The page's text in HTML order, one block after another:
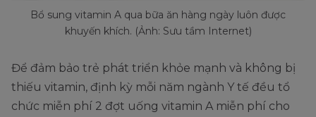
Bổ sung vitamin A qua bữa ăn hàng ngày luôn được
khuyến khích. (Ảnh: Sưu tầm Internet)
Để đảm bảo trẻ phát triển khỏe mạnh và không bị
thiếu vitamin, định kỳ mỗi năm ngành Y tế đều tổ
chức miễn phí 2 đợt uống vitamin A miễn phí cho